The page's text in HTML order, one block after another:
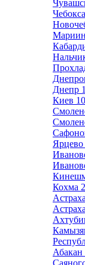
Днепр
Киев 10
Ярцево
Кохма 2
Абакан